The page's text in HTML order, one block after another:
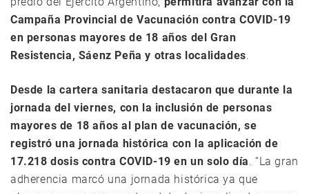
Campaña Provincial de Vacunación contra COVID-19
en personas mayores de 18 años del Gran
Resistencia, Sáenz Peña y otras localidades.
Desde la cartera sanitaria destacaron que durante la
jornada del viernes, con la inclusión de personas
mayores de 18 años al plan de vacunación, se
registró una jornada histórica con la aplicación de
17.218 dosis contra COVID-19 en un solo día. “La gran
adherencia marcó una jornada histórica ya que